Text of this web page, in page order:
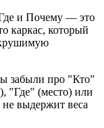
и Почему — это
каркас, который
забыли про "Кто"
"Где" (место) или
выдержит веса